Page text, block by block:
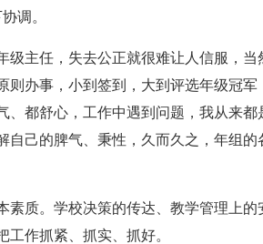
调。
级主任，失去公正就很难让人信服，当
则办事，小到签到，大到评选年级冠
、都舒心，工作中遇到问题，我从来
自己的脾气、秉性，久而久之，年组
素质。学校决策的传达、教学管理上的
作抓紧、抓实、抓好。